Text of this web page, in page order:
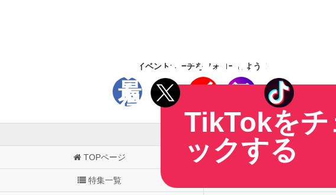
チ - TikTok
最新のイベント情
得なクーポン
ェックしよう！
TikTokをチ
ックする
イベントサーチをフォローしよう！
ページトップへ
TOPページ イベントサーチと
特集一覧